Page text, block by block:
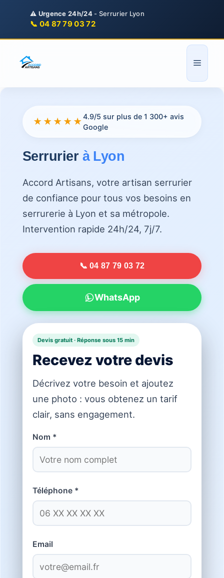
⚠️ Urgence 24h/24- Serrurier Lyon
📞 04 87 79 03 72
Menu
★★★★★4.9/5 sur plus de 1 300+ avis
Google
Serrurier à Lyon
Accord Artisans, votre artisan serrurier
de confiance pour tous vos besoins en
serrurerie à Lyon et sa métropole.
Intervention rapide 24h/24, 7j/7.
📞 04 87 79 03 72
WhatsApp
Devis gratuit · Réponse sous 15 min
Recevez votre devis
Décrivez votre besoin et ajoutez
une photo : vous obtenez un tarif
clair, sans engagement.
Nom *
Téléphone *
Email